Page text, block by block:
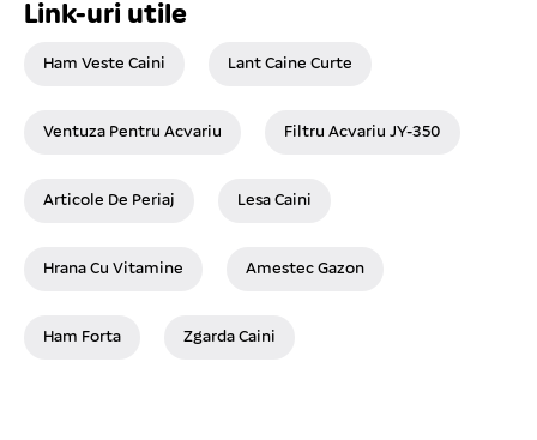
Link-uri utile
Ham Veste Caini Lant Caine Curte
Ventuza Pentru Acvariu Filtru Acvariu JY-350
Articole De Periaj Lesa Caini
Hrana Cu Vitamine Amestec Gazon
Ham Forta Zgarda Caini